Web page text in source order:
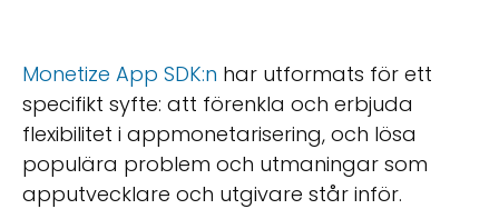
Monetize App SDK:n har utformats för ett
specifikt syfte: att förenkla och erbjuda
flexibilitet i appmonetarisering, och lösa
populära problem och utmaningar som
apputvecklare och utgivare står inför.